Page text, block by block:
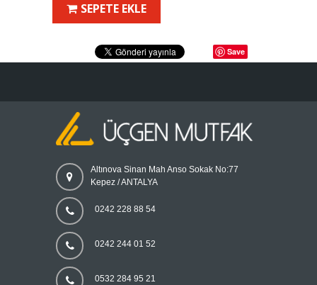
SEPETE EKLE
Save
Altınova Sinan Mah Anso Sokak No:77
Kepez / ANTALYA
0242 228 88 54
0242 244 01 52
0532 284 95 21